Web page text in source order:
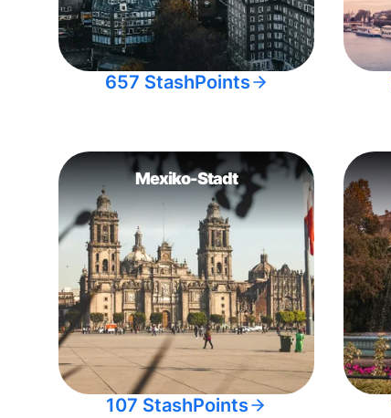
657 StashPoints
Mexiko-Stadt
107 StashPoints